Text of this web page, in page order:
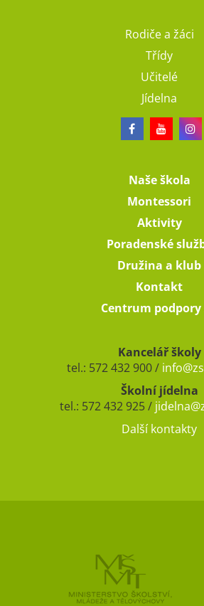
Rodiče a žáci
Třídy
Učitelé
Jídelna
Naše škola
Montessori
Aktivity
Poradenské
Družina a klub
Kontakt
Centrum podpory
Kancelář školy
tel.: 572 432 900 /
Školní jídelna
tel.: 572 432 925 /
Další kontakty